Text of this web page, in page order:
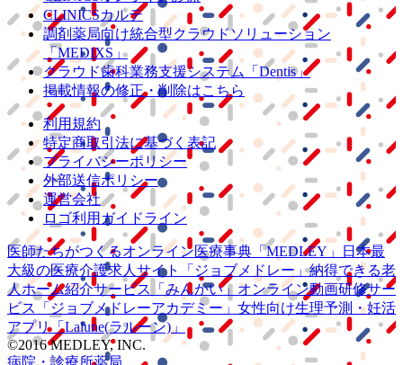
CLINICSカルテ
調剤薬局向け統合型クラウドソリューション
「MEDIXS」
クラウド歯科業務支援システム
「Dentis」
掲載情報の修正・削除はこちら
利用規約
特定商取引法に基づく表記
プライバシーポリシー
外部送信ポリシー
運営会社
ロゴ利用ガイドライン
医師たちがつくるオンライン医療事典 「MEDLEY」
日本最
大級の医療介護求人サイト 「ジョブメドレー」納得できる老
人ホーム紹介サービス
「みんかい」 オンライン動画研修サー
ビス
「ジョブメドレーアカデミー」 女性向け生理予測・妊活
アプリ「Lalune(ラルーン)」
©2016 MEDLEY, INC.
病院・診療所薬局